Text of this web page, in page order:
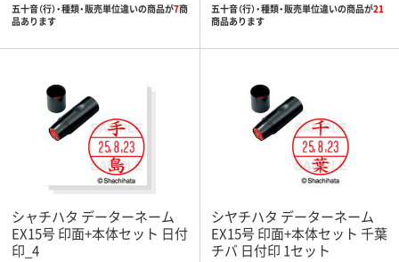
五十音（行）・種類・販売単位違いの商品が7商
品あります
五十音（行）・種類・販売単位違いの商品が21
商品あります
シャチハタ データーネーム
EX15号 印面+本体セット 日付
印_4
シヤチハタ データーネーム
EX15号 印面+本体セット 千葉
チバ 日付印 1セット